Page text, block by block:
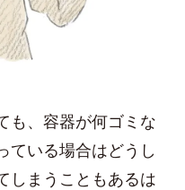
も、容器が何ゴミな
ている場合はどうし
しまうこともあるは